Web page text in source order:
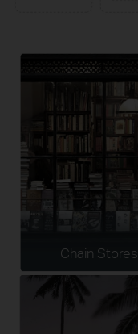
Chain Stores